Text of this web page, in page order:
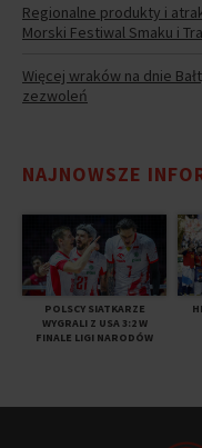
Regionalne produkty i
Morski Festiwal Smaku i
Więcej wraków na dnie
zezwoleń
NAJNOWSZE
POLSCY SIATKARZE
WYGRALI Z USA 3:2 W
FINALE LIGI NARODÓW